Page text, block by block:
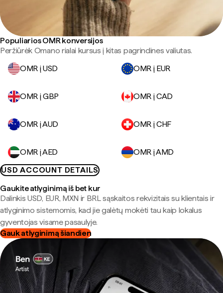
Populiarios OMR konversijos
Peržiūrėk Omano rialai kursus į kitas pagrindines valiutas.
OMR į USD
OMR į EUR
OMR į GBP OMR į CAD
OMR į AUD OMR į CHF
OMR į AED
OMR į AMD
USD ACCOUNT DETAILS
Gaukite atlyginimą iš bet kur
Dalinkis USD, EUR, MXN ir BRL sąskaitos rekvizitais su klientais ir
atlyginimo sistemomis, kad jie galėtų mokėti tau kaip lokalus
gyventojas visame pasaulyje.
Gauk atlyginimą šiandien